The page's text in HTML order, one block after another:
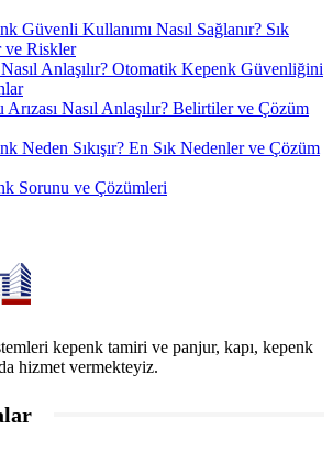
Güvenli Kullanımı Nasıl Sağlanır? Sık
ve Riskler
Nasıl Anlaşılır? Otomatik Kepenk Güvenliğini
Nasıl Anlaşılır? Belirtiler ve Çözüm
Neden Sıkışır? En Sık Nedenler ve Çözüm
Sorunu ve Çözümleri
kepenk tamiri ve panjur, kapı, kepenk
hizmet vermekteyiz.